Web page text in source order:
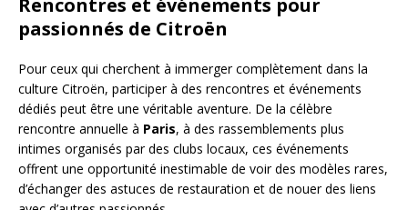
Rencontres et événements pour
passionnés de Citroën
Pour ceux qui cherchent à immerger complètement dans la
culture Citroën, participer à des rencontres et événements
dédiés peut être une véritable aventure. De la célèbre
rencontre annuelle à Paris, à des rassemblements plus
intimes organisés par des clubs locaux, ces événements
offrent une opportunité inestimable de voir des modèles rares,
d’échanger des astuces de restauration et de nouer des liens